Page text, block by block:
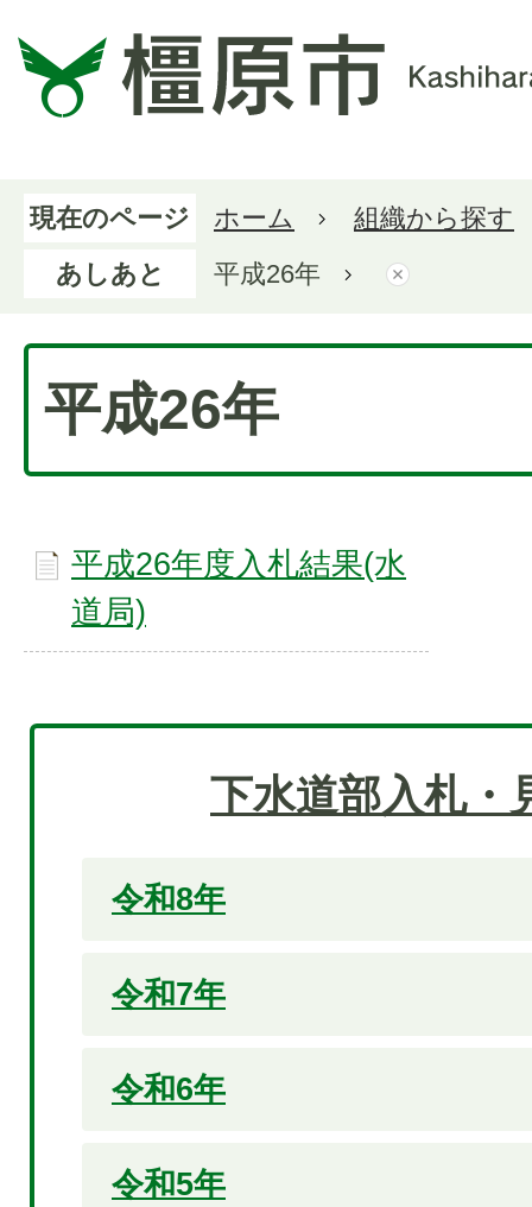
現在のページ ホーム
組織から探す
あしあと
平成26年
平成26年
平成26年度入札結果(水
道局)
下水道部入札・
令和8年
令和7年
令和6年
令和5年